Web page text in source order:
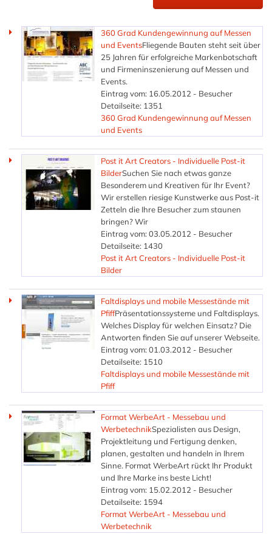
360 Grad Kundengewinnung auf Messen
und EventsFliegende Bauten steht seit über
25 Jahren für erfolgreiche Markenbotschaft
und Firmeninszenierung auf Messen und
Events.
Eintrag vom: 16.05.2012 - Besucher
Detailseite: 1351
360 Grad Kundengewinnung auf Messen
und Events
Post it Art Creators - Individuelle Post-it
BilderSuchen Sie nach etwas ganze
Besonderem und Kreativen für Ihr Event?
Wir erstellen riesige Kunstwerke aus Post-it
Zetteln die Ihre Besucher zum staunen
bringen? Wir
Eintrag vom: 03.05.2012 - Besucher
Detailseite: 1430
Post it Art Creators - Individuelle Post-it
Bilder
Faltdisplays und mobile Messestände mit
PfiffPräsentationssysteme und Faltdisplays.
Welches Display für welchen Einsatz? Die
Antworten finden Sie auf unserer Webseite.
Eintrag vom: 01.03.2012 - Besucher
Detailseite: 1510
Faltdisplays und mobile Messestände mit
Pfiff
Format WerbeArt - Messebau und
WerbetechnikSpezialisten aus Design,
Projektleitung und Fertigung denken,
planen, gestalten und handeln in Ihrem
Sinne. Format WerbeArt rückt Ihr Produkt
und Ihre Marke ins beste Licht!
Eintrag vom: 15.02.2012 - Besucher
Detailseite: 1594
Format WerbeArt - Messebau und
Werbetechnik